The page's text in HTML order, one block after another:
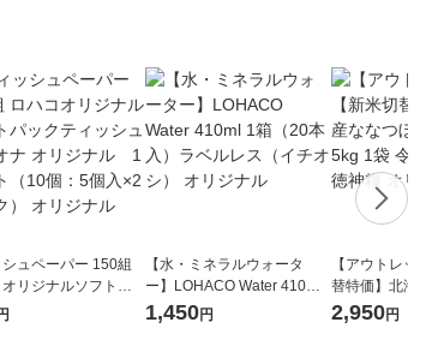
ュペーパー 150組
オリジナルソフトパ
ッシュ フィオナ オ
【水・ミネラルウォータ
ー】LOHACO Water 410ml
1箱（20本入）ラベルレス
1,450円
【アウトレッ
替特価】北海
し 精白米 5kg
2,950円